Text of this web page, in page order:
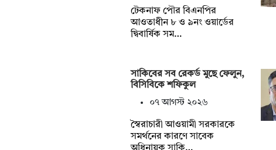
টেকনাফ পৌর বিএনপির
আওতাধীন ৮ ও ৯নং ওয়ার্ডের
দ্বিবার্ষিক সম…
সাকিবের সব রেকর্ড মুছে ফেলুন,
বিসিবিকে শফিকুল
০৭ আগস্ট ২০২৬
স্বৈরাচারী আওয়ামী সরকারকে
সমর্থনের কারণে সাবেক
অধিনায়ক সাকি…